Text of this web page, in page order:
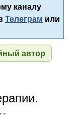
каналу
Телеграм или
автор